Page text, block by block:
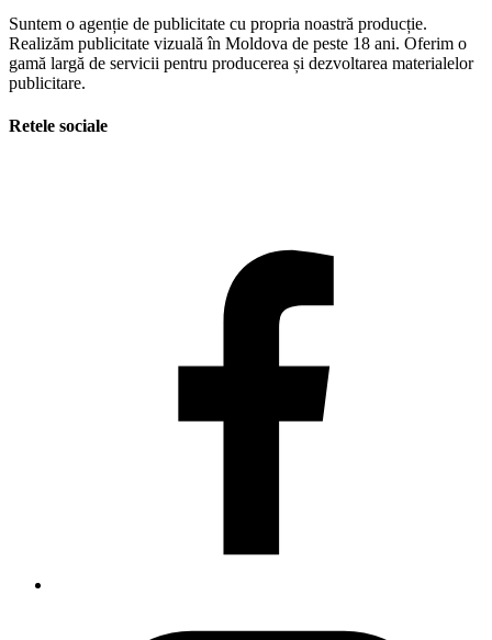
Suntem o agenție de publicitate cu propria noastră producție.
Realizăm publicitate vizuală în Moldova de peste 18 ani. Oferim o
gamă largă de servicii pentru producerea și dezvoltarea materialelor
publicitare.
Retele sociale